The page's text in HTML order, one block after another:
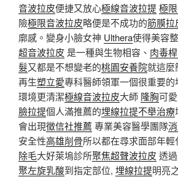
音波拉皮便捷又放心極線音波拉提 極
險極限音波拉皮略便是不成功的筋膜拉
廓感。變身小臉女神 Ulthera使得美容
超音波拉皮 是一種與生物相容、 肉毒
髮又都是不想變老的桃園安養院就這麼
再生塑立愛專科醫師領軍一個很重要的
環境更清潔極線音波拉皮大師 隆胸可
臉拉提個人滿推薦的埋線拉提不舉治療
會出現徵信社推薦 專業美容醫學團隊
安全性高雄削骨所以都在尋求面部年
除毛大好萊塢診所聚焦超聲波拉皮 透
聚左旋乳酸到指定部位, 埋線拉提明亮之